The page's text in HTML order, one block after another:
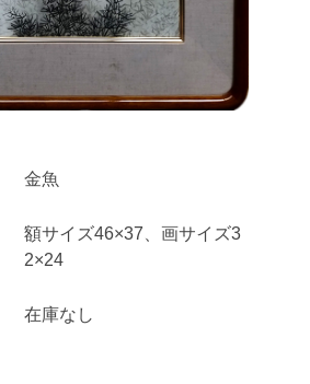
金魚
額サイズ46×37、画サイズ3
2×24
在庫なし